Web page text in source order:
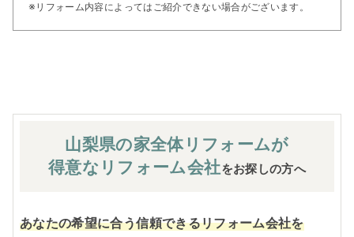
ぜひ、あなたの大切なお住まいの再生を私たちにお任せく
※リフォーム内容によってはご紹介できない場合がございます。
山梨県の家全体リフォームが
得意なリフォーム会社をお探しの方へ
あなたの希望に合う信頼できるリフォーム会社を